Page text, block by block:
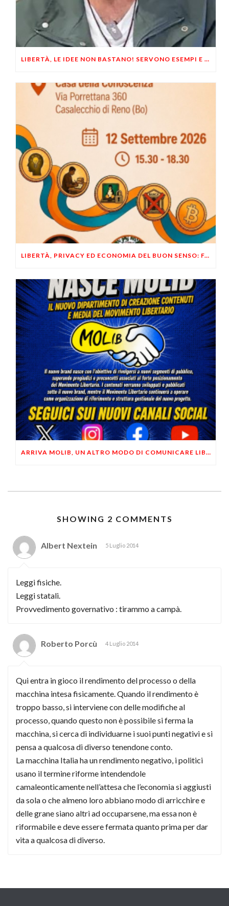
LIBERTÀ, LE IDEE NON BASTANO! SERVONO ESEMPI E UN PO’ DI COERENZA
LIBERTÀ, PRIVACY ED ECONOMIA DEL BUON SENSO: FACCO E MUSUMECI A CASALECCHIO DI RENO (BO)
ARRIVA MOLIB, UN ALTRO MODO DI COMUNICARE LIBERTARIO
SHOWING 2 COMMENTS
Albert Nextein 5 Luglio 2014
Leggi fisiche.
Leggi statali.
Provvedimento governativo : tirammo a campà.
Roberto Porcù 4 Luglio 2014
Qui entra in gioco il rendimento del processo o della
macchina intesa fisicamente. Quando il rendimento è
troppo basso, si interviene con delle modifiche al
processo, quando questo non è possibile si ferma la
macchina, si cerca di individuarne i suoi punti negativi e si
pensa a qualcosa di diverso tenendone conto.
La macchina Italia ha un rendimento negativo, i politici
usano il termine riforme intendendole
camaleonticamente nell’attesa che l’economia si aggiusti
da sola o che almeno loro abbiano modo di arricchire e
delle grane siano altri ad occuparsene, ma essa non è
riformabile e deve essere fermata quanto prima per dar
vita a qualcosa di diverso.